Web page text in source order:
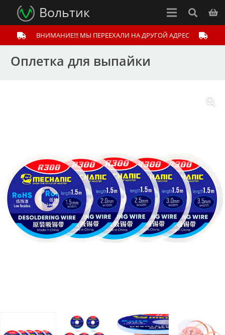
Вольтик
ВНИМАНИЕ!!! МЫ ПЕРЕЕХАЛИ НА ДРУГОЙ АДРЕС
Оплетка для выпайки